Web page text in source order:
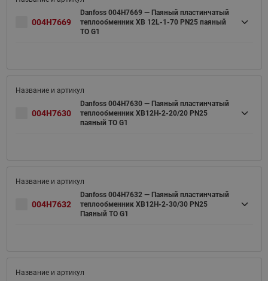
004H7669
Danfoss 004H7669 — Паяный пластинчатый
теплообменник XB 12L-1-70 PN25 паяный
ТО G1
004H7630
Danfoss 004H7630 — Паяный пластинчатый
теплообменник XB12H-2-20/20 PN25
паяный ТО G1
004H7632
Danfoss 004H7632 — Паяный пластинчатый
теплообменник XB12H-2-30/30 PN25
Паяный ТО G1